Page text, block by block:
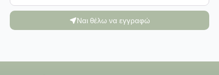
Ναι θέλω να εγγραφώ